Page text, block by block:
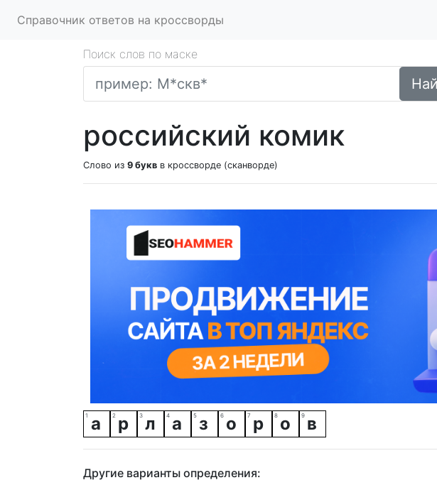
Справочник ответов на кроссворды
Поиск слов по маске
российский комик
Слово из 9 букв в кроссворде (сканворде)
а р л а з о р о в
Другие варианты определения: